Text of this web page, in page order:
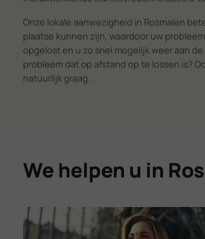
Onze lokale aanwezigheid in Rosmalen
plaatse kunnen zijn, waardoor uw
opgelost en u zo snel mogelijk weer aan
probleem dat op afstand op te lossen is?
natuurlijk graag.
We helpen u in